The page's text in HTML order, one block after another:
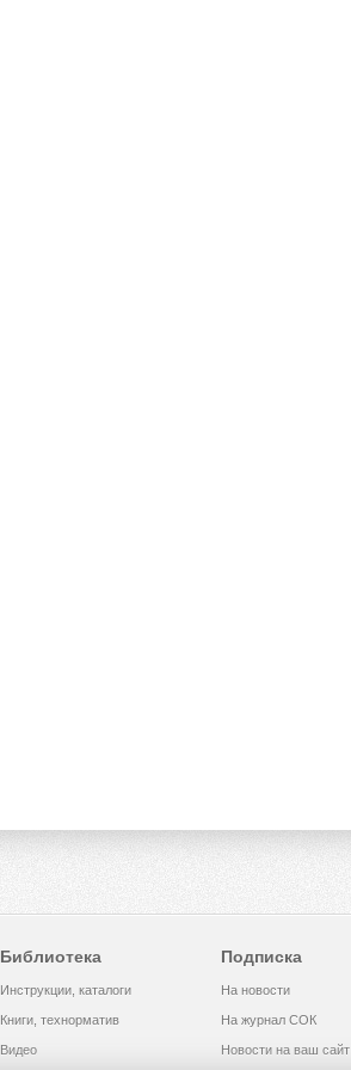
Библиотека
Инструкции, каталоги
Книги, технорматив
Видео
Подписка
На новости
На журнал СОК
Новости на ваш сайт